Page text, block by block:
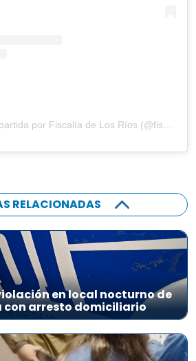
RELACIONADAS
en local nocturno de
arresto domiciliario